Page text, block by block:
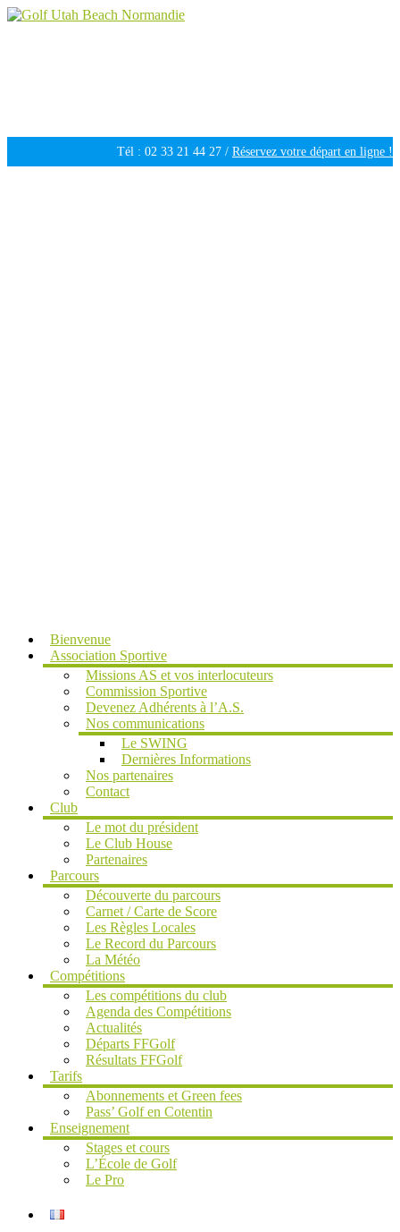
Tél : 02 33 21 44 27 / Réservez votre départ en ligne !
Bienvenue
Association Sportive
Missions AS et vos interlocuteurs
Commission Sportive
Devenez Adhérents à l’A.S.
Nos communications
Le SWING
Dernières Informations
Nos partenaires
Contact
Club
Le mot du président
Le Club House
Partenaires
Parcours
Découverte du parcours
Carnet / Carte de Score
Les Règles Locales
Le Record du Parcours
La Météo
Compétitions
Les compétitions du club
Agenda des Compétitions
Actualités
Départs FFGolf
Résultats FFGolf
Tarifs
Abonnements et Green fees
Pass’ Golf en Cotentin
Enseignement
Stages et cours
L’École de Golf
Le Pro